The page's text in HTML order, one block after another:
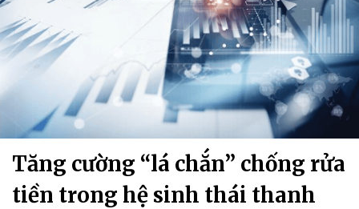
Tăng cường “lá chắn” chống rửa
tiền trong hệ sinh thái thanh